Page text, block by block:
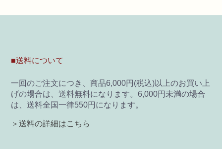
■送料について
一回のご注文につき、商品6,000円(税込)以上のお買い上
げの場合は、送料無料になります。6,000円未満の場合
は、送料全国一律550円になります。
＞送料の詳細はこちら